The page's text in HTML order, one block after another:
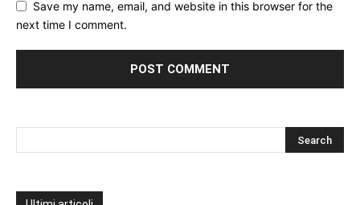
Save my name, email, and website in this browser for the
next time I comment.